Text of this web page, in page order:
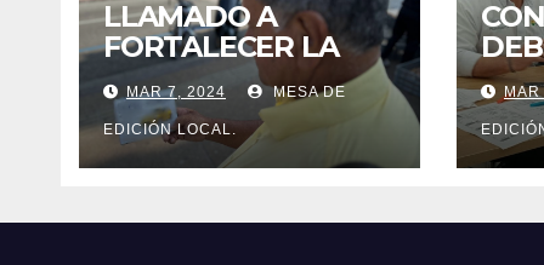
LLAMADO A
FORTALECER LA
CULTURA DE LAS
RIFAS LEGALES EN
CALDAS.
MAR 7, 2024 MESA DE
EDICIÓN LOCAL.
SE
EL